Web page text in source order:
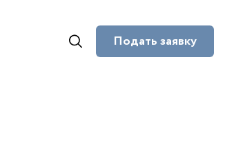
Подать заявку